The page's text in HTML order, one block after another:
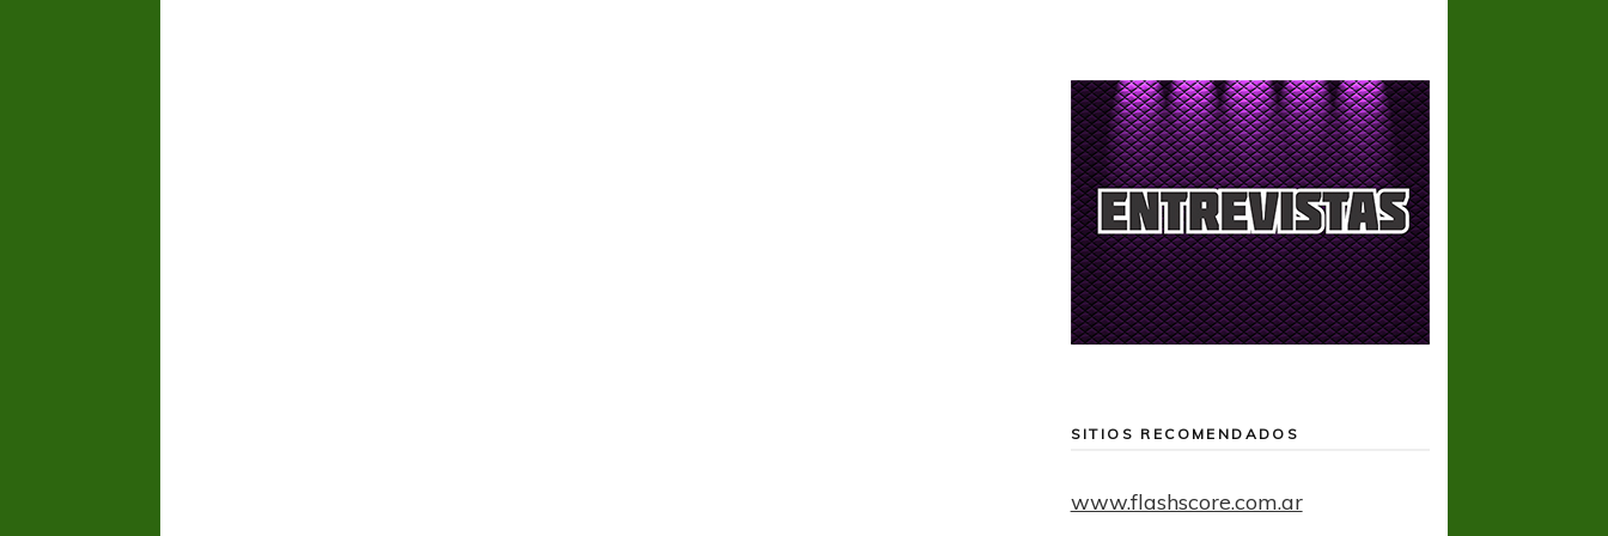
SITIOS RECOMENDADOS
www.flashscore.com.ar